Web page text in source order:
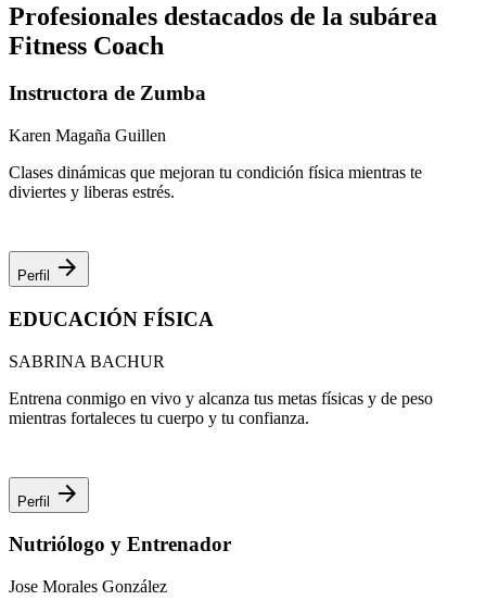
Profesionales destacados de la subárea
Fitness Coach
Instructora de Zumba
Karen Magaña Guillen
Clases dinámicas que mejoran tu condición física mientras te
diviertes y liberas estrés.
Perfil arrow_forward
EDUCACIÓN FÍSICA
SABRINA BACHUR
Entrena conmigo en vivo y alcanza tus metas físicas y de peso
mientras fortaleces tu cuerpo y tu confianza.
Perfil arrow_forward
Nutriólogo y Entrenador
Jose Morales González